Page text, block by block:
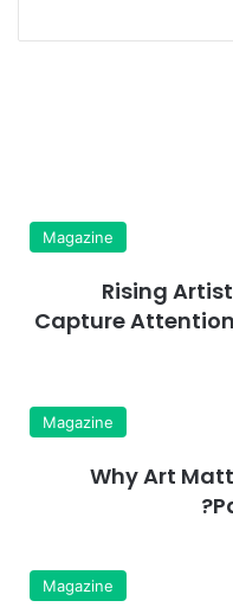
Magazine
Rising
Capture
Magazine
Why Art
Magazine